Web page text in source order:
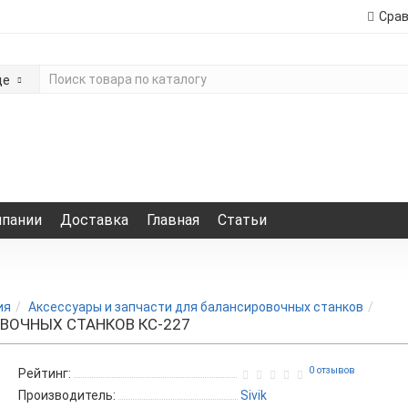
Доставка Главная Статьи
Аксессуары и запчасти для балансировочных станков
СТАНКОВ КС-227
Рейтинг: 0 отзывов
Производитель: Sivik